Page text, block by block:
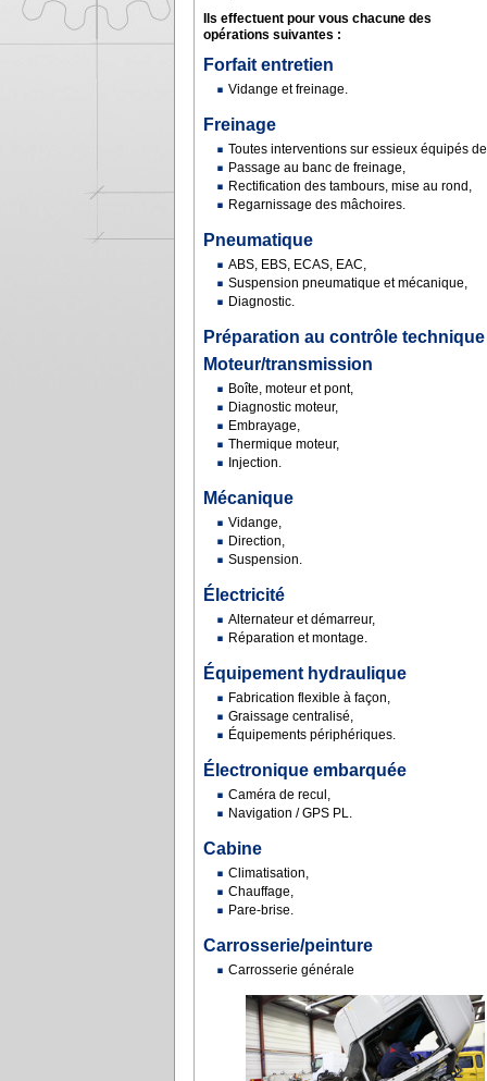
Ils effectuent pour vous chacune des
opérations suivantes :
Forfait entretien
Vidange et freinage.
Freinage
Toutes interventions sur essieux équipés
Passage au banc de freinage,
Rectification des tambours, mise au rond,
Regarnissage des mâchoires.
Pneumatique
ABS, EBS, ECAS, EAC,
Suspension pneumatique et mécanique,
Diagnostic.
Préparation au contrôle technique
Moteur/transmission
Boîte, moteur et pont,
Diagnostic moteur,
Embrayage,
Thermique moteur,
Injection.
Mécanique
Vidange,
Direction,
Suspension.
Électricité
Alternateur et démarreur,
Réparation et montage.
Équipement hydraulique
Fabrication flexible à façon,
Graissage centralisé,
Équipements périphériques.
Électronique embarquée
Caméra de recul,
Navigation / GPS PL.
Cabine
Climatisation,
Chauffage,
Pare-brise.
Carrosserie/peinture
Carrosserie générale